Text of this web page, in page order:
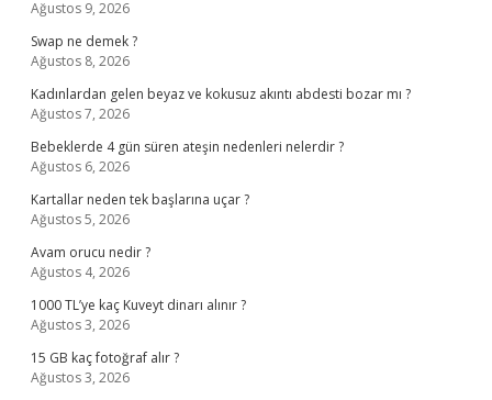
Ağustos 9, 2026
Swap ne demek ?
Ağustos 8, 2026
Kadınlardan gelen beyaz ve kokusuz akıntı abdesti bozar mı ?
Ağustos 7, 2026
Bebeklerde 4 gün süren ateşin nedenleri nelerdir ?
Ağustos 6, 2026
Kartallar neden tek başlarına uçar ?
Ağustos 5, 2026
Avam orucu nedir ?
Ağustos 4, 2026
1000 TL’ye kaç Kuveyt dinarı alınır ?
Ağustos 3, 2026
15 GB kaç fotoğraf alır ?
Ağustos 3, 2026